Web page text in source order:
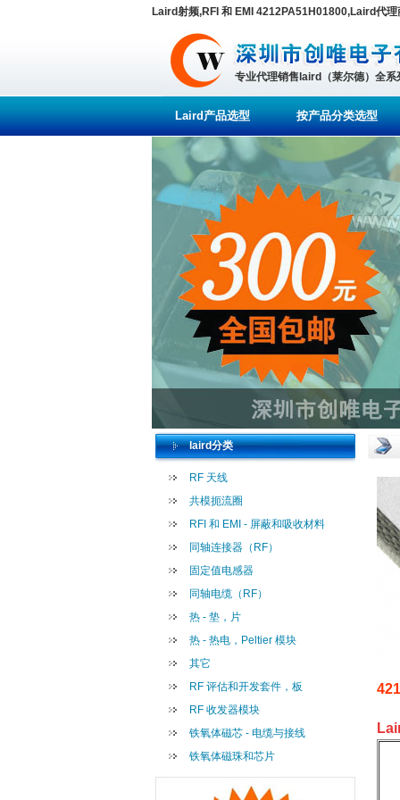
Laird射频,RFI 和 EMI 4212PA51H01800,Laird代理
专业代理销售laird（莱尔德）全
Laird产品选型 按产品分类选型
laird分类
RF 天线
共模扼流圈
RFI 和 EMI - 屏蔽和吸收材料
同轴连接器（RF）
固定值电感器
同轴电缆（RF）
热 - 垫，片
热 - 热电，Peltier 模块
其它
RF 评估和开发套件，板
RF 收发器模块
铁氧体磁芯 - 电缆与接线
铁氧体磁珠和芯片